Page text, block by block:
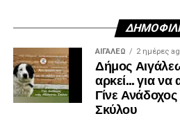
ΑΙΓΑΛΕΩ 2 ημέρες
Δήμος
αρκεί… για να
Γίνε
Σκύλου